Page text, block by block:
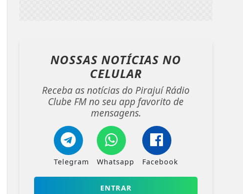
NOSSAS NOTÍCIASNO
CELULAR
Receba as notícias do Pirajuí Rádio
Clube FM no seu app favorito de
mensagens.
Telegram Whatsapp Facebook
ENTRAR